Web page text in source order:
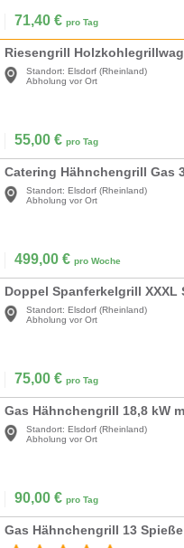
71,40 € pro Tag
Standort: Elsdorf (Rheinland)
Abholung vor Ort
55,00 € pro Tag
Standort: Elsdorf (Rheinland)
Abholung vor Ort
499,00 € pro Woche
Standort: Elsdorf (Rheinland)
Abholung vor Ort
75,00 € pro Tag
Standort: Elsdorf (Rheinland)
Abholung vor Ort
90,00 € pro Tag
Gas Hähnchengrill 13 Spieße